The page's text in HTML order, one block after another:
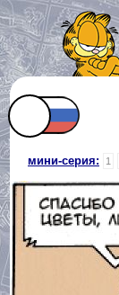
мини-серия: 1